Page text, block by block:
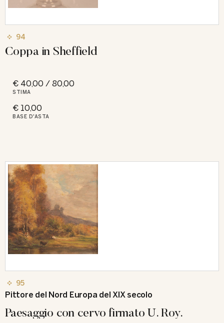
94
Coppa in Sheffield
€ 40,00 / 80,00
STIMA
€ 10,00
BASE D'ASTA
95
Pittore del Nord Europa del XIX secolo
Paesaggio con cervo firmato U. Roy.